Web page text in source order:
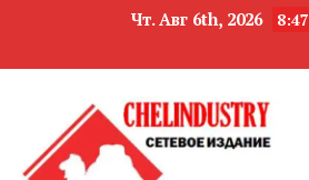
Чт. Авг 6th, 2026